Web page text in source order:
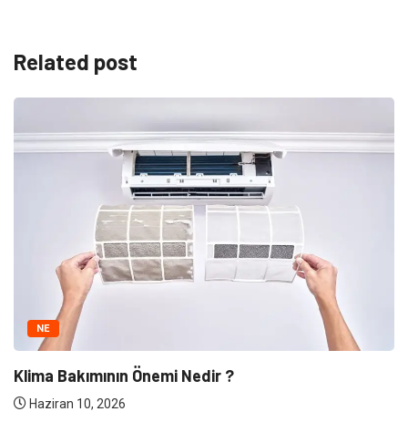
Related post
NE
Klima Bakımının Önemi Nedir ?
Haziran 10, 2026